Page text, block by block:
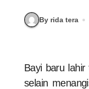
By rida tera
Bayi baru lahir terbilang sensitive akan banyak hal. Bayi baru lahir belum bisa melakukan apapun
selain